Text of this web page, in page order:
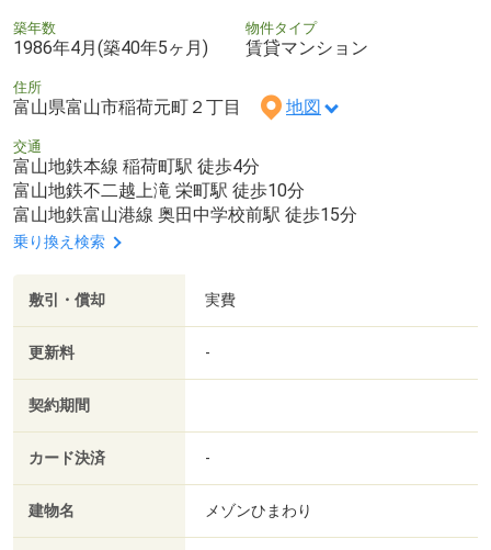
築年数
1986年4月(築40年5ヶ月)
物件タイプ
賃貸マンション
住所
富山県富山市稲荷元町２丁目 地図
交通
富山地鉄本線 稲荷町駅 徒歩4分
富山地鉄不二越上滝 栄町駅 徒歩10分
富山地鉄富山港線 奥田中学校前駅 徒歩15分
乗り換え検索
敷引・償却 実費
更新料 -
契約期間
カード決済 -
建物名 メゾンひまわり